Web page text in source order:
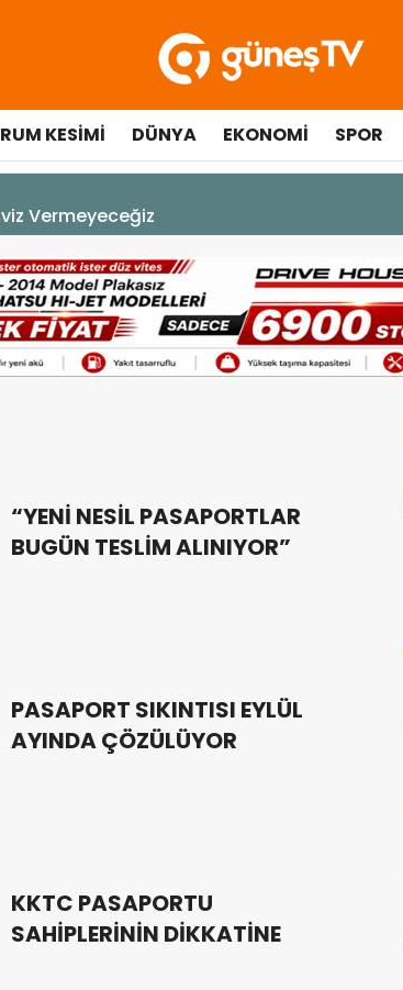
RUM KESIMI DÜNYA EKONOMI SPOR
“YENİ NESİL PASAPORTLAR
BUGÜN TESLİM ALINIYOR”
PASAPORT SIKINTISI EYLÜL
AYINDA ÇÖZÜLÜYOR
KKTC PASAPORTU
SAHİPLERİNİN DİKKATİNE